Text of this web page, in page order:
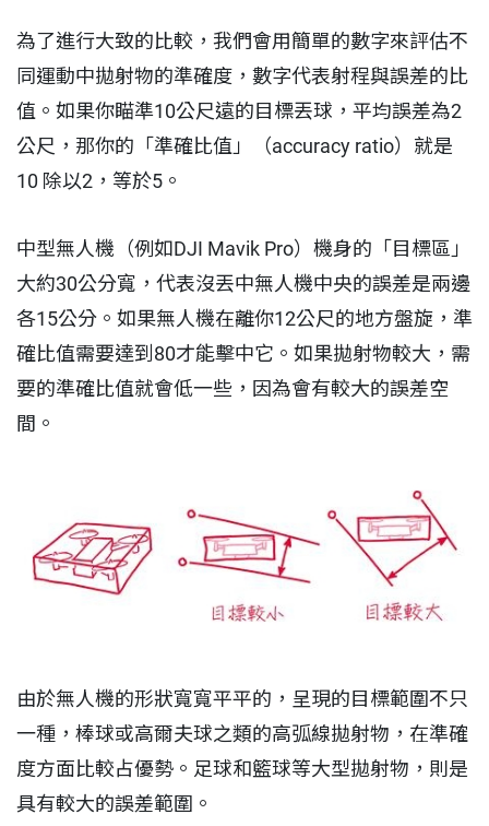
為了進行大致的比較，我們會用簡單的數字來評估不
同運動中拋射物的準確度，數字代表射程與誤差的比
值。如果你瞄準10公尺遠的目標丟球，平均誤差為2
公尺，那你的「準確比值」（accuracy ratio）就是
10 除以2，等於5。
中型無人機（例如DJI Mavik Pro）機身的「目標區」
大約30公分寬，代表沒丟中無人機中央的誤差是兩邊
各15公分。如果無人機在離你12公尺的地方盤旋，準
確比值需要達到80才能擊中它。如果拋射物較大，需
要的準確比值就會低一些，因為會有較大的誤差空
間。
由於無人機的形狀寬寬平平的，呈現的目標範圍不只
一種，棒球或高爾夫球之類的高弧線拋射物，在準確
度方面比較占優勢。足球和籃球等大型拋射物，則是
具有較大的誤差範圍。